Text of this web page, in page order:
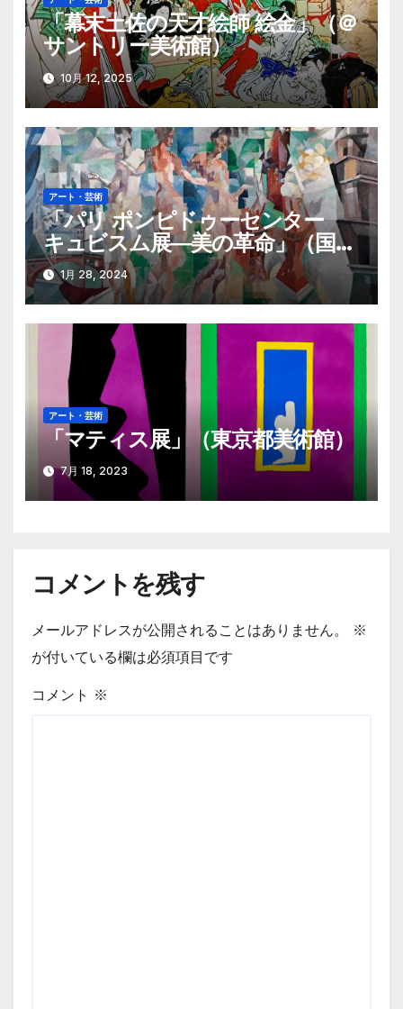
ョ
ン
「幕末土佐の天才絵師 絵金」（＠
サントリー美術館）
10月 12, 2025
アート・芸術
「パリ ポンピドゥーセンター
キュビスム展―美の革命」（国立
西洋美術館）
1月 28, 2024
アート・芸術
「マティス展」（東京都美術館）
7月 18, 2023
コメントを残す
メールアドレスが公開されることはありません。
※
が付いている欄は必須項目です
コメント ※